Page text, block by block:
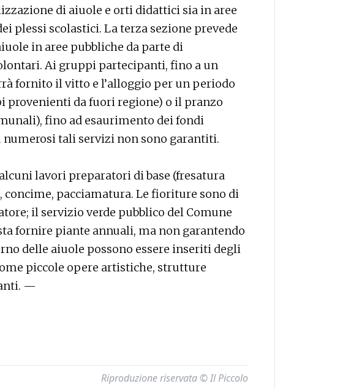
di aiuole e orti didattici sia in aree
plessi scolastici. La terza sezione prevede
in aree pubbliche da parte di
Ai gruppi partecipanti, fino a un
fornito il vitto e l’alloggio per un periodo
provenienti da fuori regione) o il pranzo
fino ad esaurimento dei fondi
tali servizi non sono garantiti.
lavori preparatori di base (fresatura
pacciamatura. Le fioriture sono di
il servizio verde pubblico del Comune
fornire piante annuali, ma non garantendo
delle aiuole possono essere inseriti degli
piccole opere artistiche, strutture
—
Riproduzione riservata © Il Piccolo